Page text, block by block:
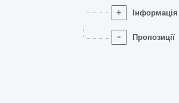
+ Інформація
- Пропозиції